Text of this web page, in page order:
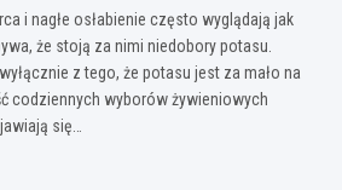
i nagłe osłabienie często wyglądają jak
że stoją za nimi niedobory potasu.
z tego, że potasu jest za mało na
codziennych wyborów żywieniowych
się…